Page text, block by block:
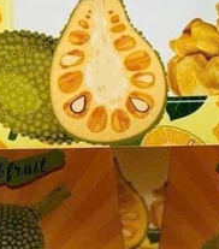
Mã khuyến mãi:
Điều kiện: